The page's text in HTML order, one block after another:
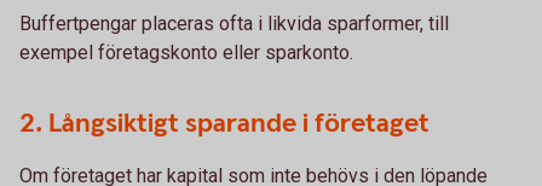
Buffertpengar placeras ofta i likvida sparformer, till
exempel företagskonto eller sparkonto.
2. Långsiktigt sparande i företaget
Om företaget har kapital som inte behövs i den löpande